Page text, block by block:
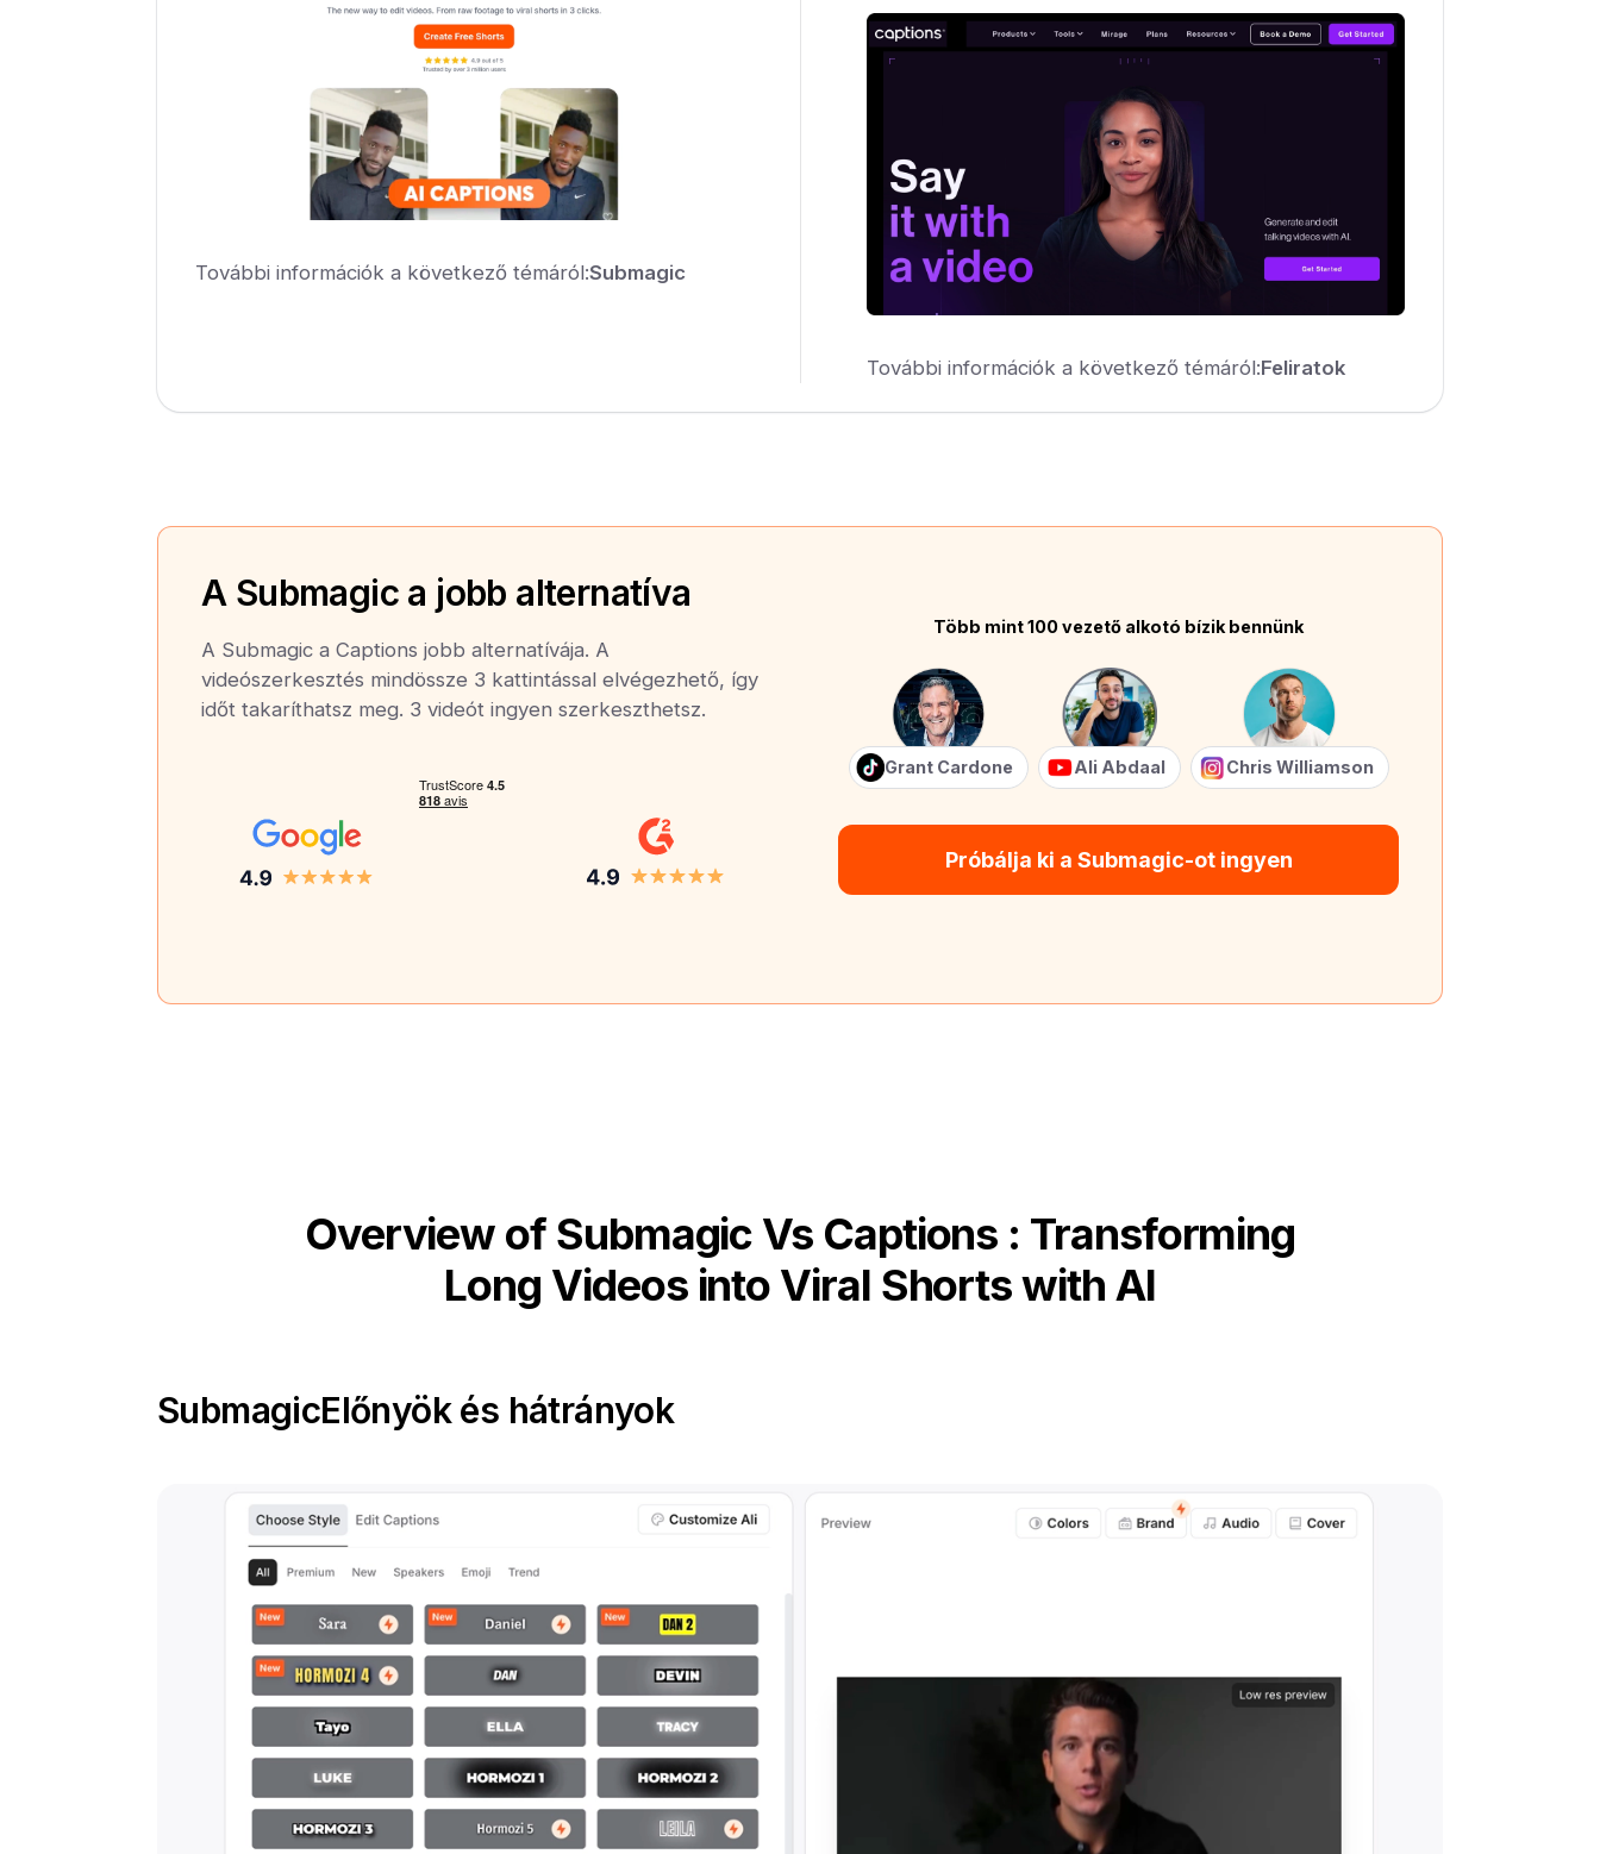
További információk a következő témáról:Submagic
További információk a következő témáról:Feliratok
A Submagic a jobb alternatíva
A Submagic a Captions jobb alternatívája. A
videószerkesztés mindössze 3 kattintással elvégezhető, így
időt takaríthatsz meg. 3 videót ingyen szerkeszthetsz.
Több mint 100 vezető alkotó bízik bennünk
Grant Cardone Ali Abdaal Chris Williamson
Próbálja ki a Submagic-ot ingyen
Overview of Submagic Vs Captions : Transforming
Long Videos into Viral Shorts with AI
SubmagicElőnyök és hátrányok